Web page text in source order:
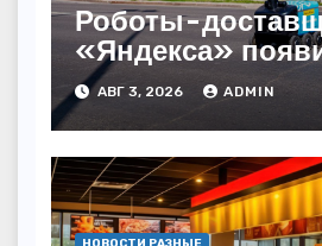
Роботы-
«Яндекса»
Казахстане
АВГ 3, 2026 ADMIN